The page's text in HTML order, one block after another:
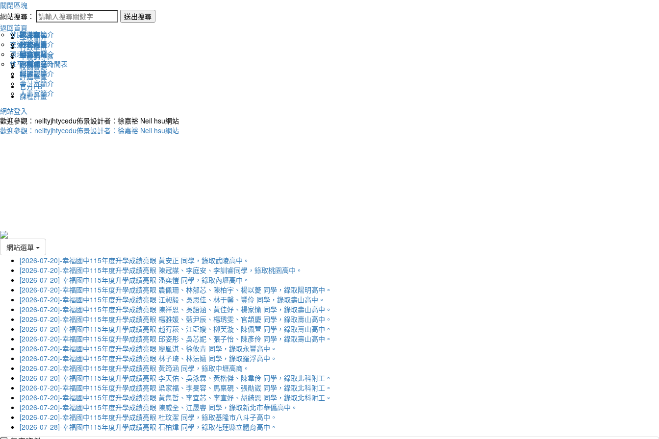
關閉區塊
網站搜尋：
送出搜尋
返回首頁
學校簡介
認識幸福
地理位置
英文網站
幸福相簿
媒體報導
行政單位
校長室簡介
教務處簡介
學務處簡介
總務處簡介
輔導室簡介
會計室簡介
人事室簡介
生親師專區
新生專區
升學專區
圖書館藏
學校作息時間表
校園資源
電子報
下載列表
評鑑專區
健康促進
交通安全
環境教育
性平教育
官方FB
課程計畫
網站登入
歡迎參觀：neiltyjhtycedu佈景設計者：徐嘉裕 Neil hsu網站
歡迎參觀：neiltyjhtycedu佈景設計者：徐嘉裕 Neil hsu網站
網站選單
[2026-07-20]-幸福國中115年度升學成績亮眼 黃安正 同學，錄取武陵高中。
[2026-07-20]-幸福國中115年度升學成績亮眼 陳冠謀、李庭安、李訓睿同學，錄取桃園高中。
[2026-07-20]-幸福國中115年度升學成績亮眼 潘奕愷 同學，錄取內壢高中。
[2026-07-20]-幸福國中115年度升學成績亮眼 農佩珊、林郁芯、陳柏宇、楊以薆 同學，錄取陽明高中。
[2026-07-20]-幸福國中115年度升學成績亮眼 江昶毅、吳思佳、林于馨、豐伶 同學，錄取壽山高中。
[2026-07-20]-幸福國中115年度升學成績亮眼 陳祥恩、吳語涵、黃佳妤、楊家愉 同學，錄取壽山高中。
[2026-07-20]-幸福國中115年度升學成績亮眼 楊雅媛、藍尹辰、楊琇雯、官頡慶 同學，錄取壽山高中。
[2026-07-20]-幸福國中115年度升學成績亮眼 趙宥菘、江亞嬡、柳芙漩、陳佩萱 同學，錄取壽山高中。
[2026-07-20]-幸福國中115年度升學成績亮眼 邱姿彤、吳芯妮、張子怡、陳彥伶 同學，錄取壽山高中。
[2026-07-20]-幸福國中115年度升學成績亮眼 廖凰淇、徐攸青 同學，錄取永豐高中。
[2026-07-20]-幸福國中115年度升學成績亮眼 林子琦、林沄嬨 同學，錄取羅浮高中。
[2026-07-20]-幸福國中115年度升學成績亮眼 黃筠涵 同學，錄取中壢高商。
[2026-07-20]-幸福國中115年度升學成績亮眼 李天佑、吳泳霖、黃楷傑、陳韋伶 同學，錄取北科附工。
[2026-07-20]-幸福國中115年度升學成績亮眼 梁家福、李旻容、馬稟硯、張勛崴 同學，錄取北科附工。
[2026-07-20]-幸福國中115年度升學成績亮眼 黃雋哲、李宜芯、李宣妤、胡綺恩 同學，錄取北科附工。
[2026-07-20]-幸福國中115年度升學成績亮眼 陳威全、江晟睿 同學，錄取新北市華僑高中。
[2026-07-20]-幸福國中115年度升學成績亮眼 杜玟潔 同學，錄取基隆市八斗子高中。
[2026-07-28]-幸福國中115年度升學成績亮眼 石柏煒 同學，錄取花蓮縣立體育高中。